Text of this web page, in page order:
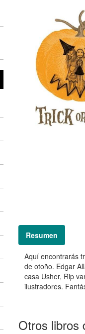
Resumen
Aquí encontrarás
de otoño. Edgar
casa Usher, Rip
ilustradores.
Otros libros